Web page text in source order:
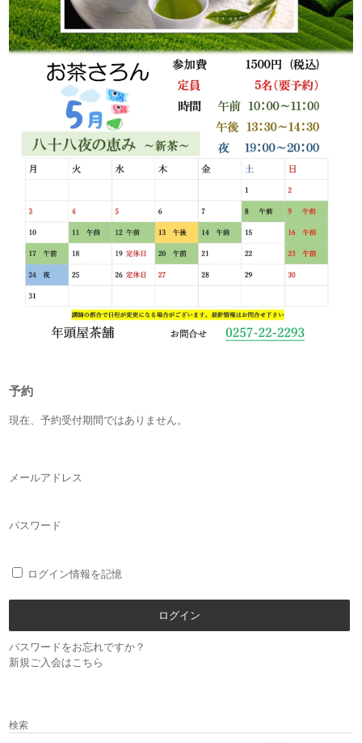
予約
現在、予約受付期間ではありません。
メールアドレス
パスワード
ログイン情報を記憶
パスワードをお忘れですか？
新規ご入会はこちら
検索